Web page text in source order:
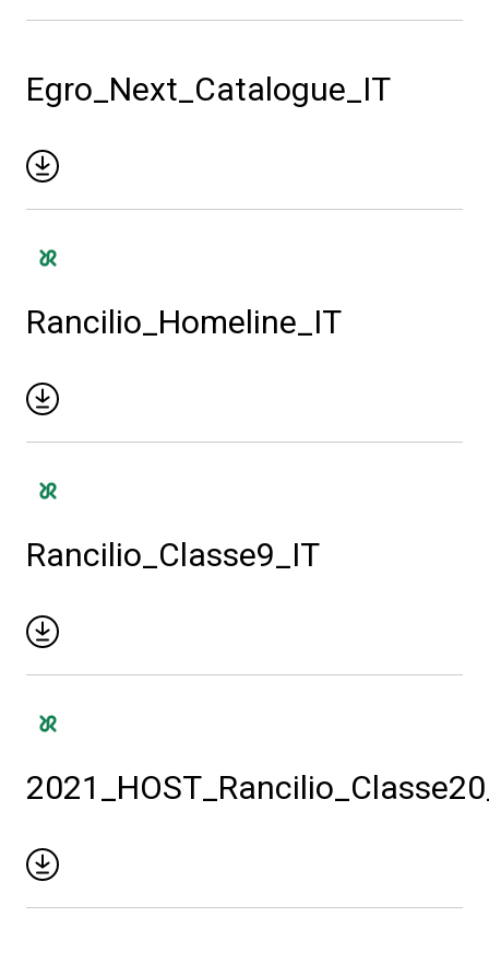
Egro_Next_Catalogue_IT
Rancilio_Homeline_IT
Rancilio_Classe9_IT
Prodotti